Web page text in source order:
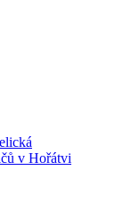
v Hořátvi